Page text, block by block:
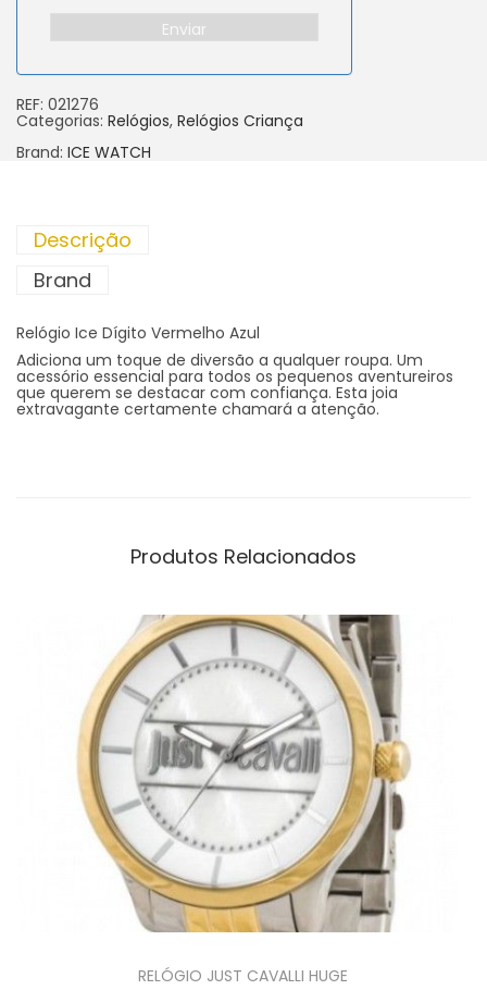
Enviar
REF: 021276
Categorias: Relógios, Relógios Criança
Brand: ICE WATCH
Descrição
Brand
Relógio Ice Dígito Vermelho Azul
Adiciona um toque de diversão a qualquer roupa. Um
acessório essencial para todos os pequenos aventureiros
que querem se destacar com confiança. Esta joia
extravagante certamente chamará a atenção.
Produtos Relacionados
RELÓGIO JUST CAVALLI HUGE